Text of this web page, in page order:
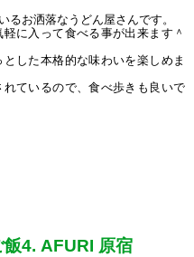
るお洒落なうどん屋さんです。
に入って食べる事が出来ます＾
した本格的な味わいを楽しめま
ているので、食べ歩きも良いで
飯4. AFURI 原宿